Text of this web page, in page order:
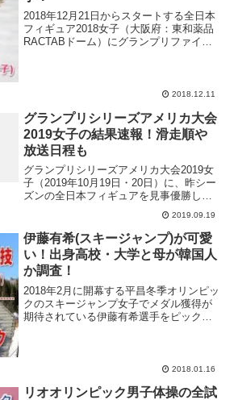
2018年12月21日からスタートする全日本
フィギュア2018女子（大阪府：東和薬品
RACTABドーム）にグランプリファイナ
2018.12.11
グランプリシリーズアメリカ大会
2019女子の結果速報！滑走順や
放送日程も
グランプリシリーズアメリカ大会2019女
子（2019年10月19日・20日）に、昨シー
ズンの全日本フィギュアを見事優勝した
坂本花織選手がエントリー！公式戦で4回
転ジャンプを成功させているアンナ・シ
ェルバコワ選手（ロシア）＆エリザヴェ
ート・ト...
2019.09.19
伊藤有希(スキージャンプ)が可愛
い！出身高校・大学と母が韓国人
か調査！
2018年2月に開幕する平昌冬季オリンピッ
クのスキージャンプ女子でメダル獲得が
期待されている伊藤有希選手をピックア
2018.01.16
リオオリンピック男子体操の全試